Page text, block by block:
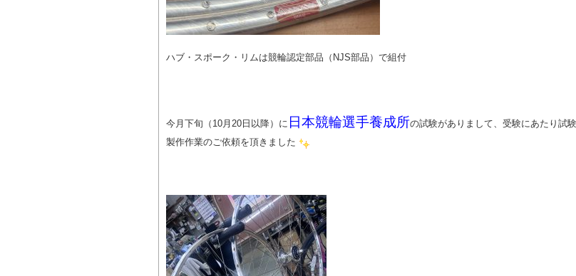
ハブ・スポーク・リムは競輪認定部品（NJS部品）で組付
今月下旬（10月20日以降）に 日本競輪選手養成所の試験がありまして、受験にあたり試
製作作業のご依頼を頂きました